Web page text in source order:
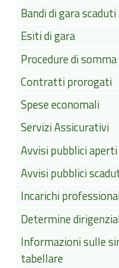
Bandi di gara scaduti
Esiti di gara
Procedure di
Contratti prorogati
Spese economali
Servizi Assicurativi
Avvisi pubblici aperti
Avvisi pubblici
Incarichi
Determine
Informazioni sulle
tabellare